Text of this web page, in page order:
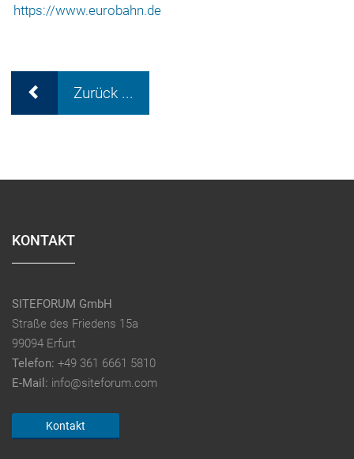
https://www.eurobahn.de
Zurück ...
KONTAKT
SITEFORUM GmbH
Straße des Friedens 15a
99094 Erfurt
Telefon: +49 361 6661 5810
E-Mail: info@siteforum.com
Kontakt